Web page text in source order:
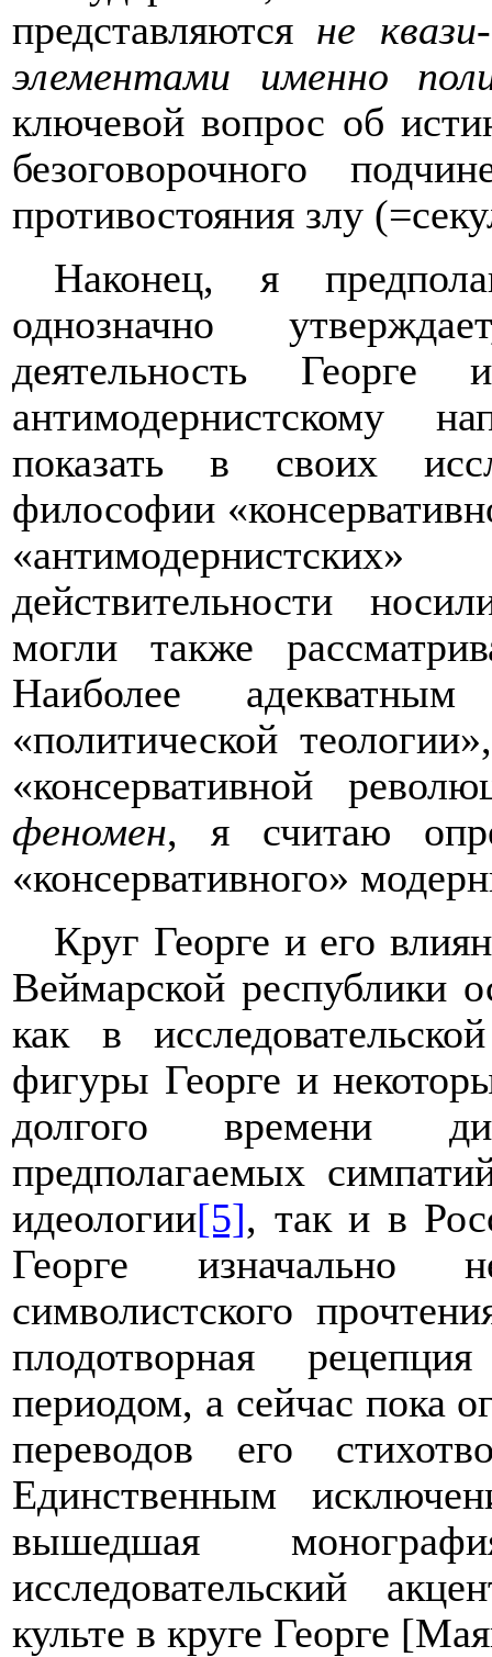
представляются не
элементами именно
ключевой вопрос об
безоговорочного
противостояния злу
Наконец, я
однозначно
деятельность Георге
антимодернистскому
показать в своих
философии
действительности
могли также
Наиболее адекватным
«политической
«консервативной
феномен, я считаю
«консервативного»
Круг Георге и его
Веймарской республики
как в
фигуры Георге и
долгого времени
предполагаемых
идеологии[5], так и в
Георге изначально
символистского
плодотворная
периодом, а сейчас пока
переводов его
Единственным
вышедшая
исследовательский
культе в круге Георге